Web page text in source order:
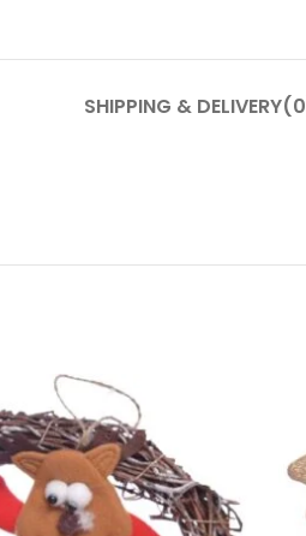
SHIPPING & DELIVERY